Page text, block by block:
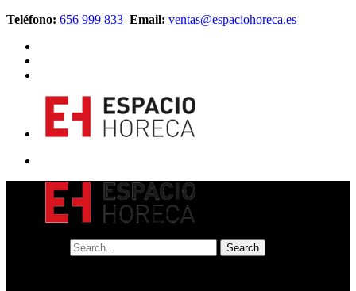
Teléfono: 656 999 833 Email: ventas@espaciohoreca.es